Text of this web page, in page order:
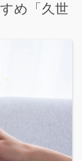
め「久世